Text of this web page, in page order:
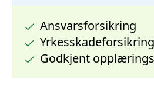
Ansvarsforsikring
Yrkesskadeforsikring
Godkjent